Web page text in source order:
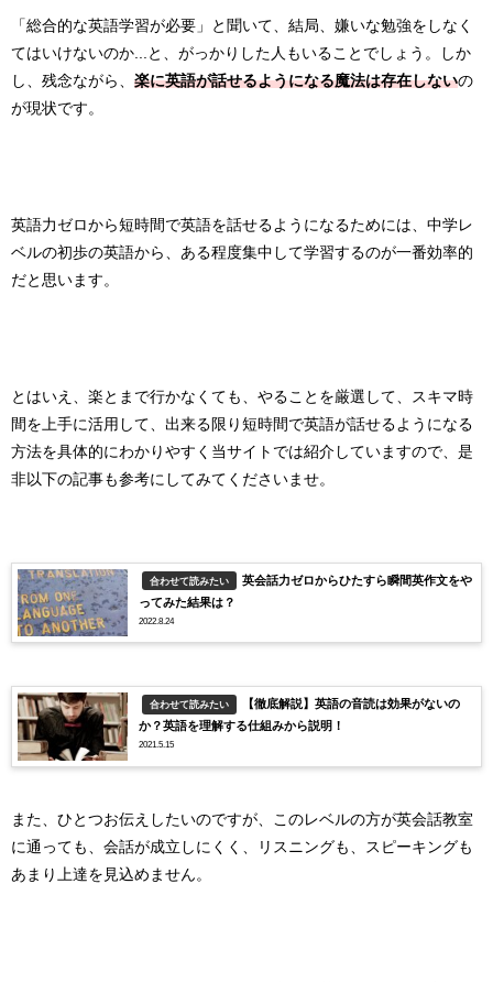
「総合的な英語学習が必要」と聞いて、結局、嫌いな勉強をしなく
てはいけないのか...と、がっかりした人もいることでしょう。しか
し、残念ながら、 楽に英語が話せるようになる魔法は存在しないの
が現状です。
英語力ゼロから短時間で英語を話せるようになるためには、中学レ
ベルの初歩の英語から、ある程度集中して学習するのが一番効率的
だと思います。
とはいえ、楽とまで行かなくても、やることを厳選して、スキマ時
間を上手に活用して、出来る限り短時間で英語が話せるようになる
方法を具体的にわかりやすく当サイトでは紹介していますので、是
非以下の記事も参考にしてみてくださいませ。
合わせて読みたい
英会話力ゼロからひたすら瞬間英作文をや
ってみた結果は？
2022.8.24
合わせて読みたい
【徹底解説】英語の音読は効果がないの
か？英語を理解する仕組みから説明！
2021.5.15
また、ひとつお伝えしたいのですが、このレベルの方が英会話教室
に通っても、会話が成立しにくく、リスニングも、スピーキングも
あまり上達を見込めません。